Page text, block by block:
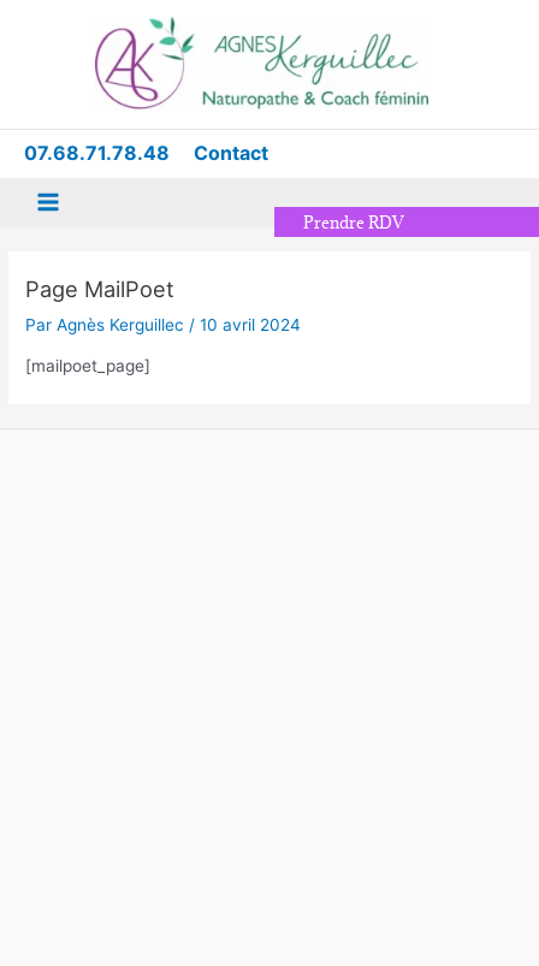
07.68.71.78.48 Contact
Menu
Prendre RDV
Page MailPoet
ParAgnès Kerguillec /10 avril 2024
[mailpoet_page]